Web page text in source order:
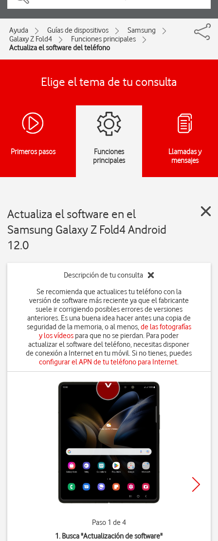
Ayuda Guías de dispositivos
Samsung
Galaxy Z Fold4
Funciones principales
Actualiza el software del teléfono
Elige el tema de tu consulta
Primeros pasos
Funciones
principales
Llamadas y
mensajes
Actualiza el software en el
Samsung Galaxy Z Fold4 Android
12.0
Descripción de tu consulta
Se recomienda que actualices tu teléfono con la
versión de software más reciente ya que el fabricante
suele ir corrigiendo posibles errores de versiones
anteriores. Es una buena idea hacer antes una copia de
seguridad de la memoria, o al menos,de las fotografías
y los vídeos para que no se pierdan. Para poder
actualizar el software del teléfono, necesitas disponer
de conexión a Internet en tu móvil. Si no tienes, puedes
configurar el APN de tu teléfono para Internet.
Paso 1 de 4
1. Busca "Actualización de software"